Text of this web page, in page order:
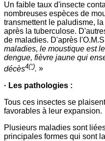
Un faible taux d'insecte
nombreuses espèces de
transmettent le paludisme,
après la tuberculose.
de maladies. D'après
maladies, le moustique est
dengue, fièvre jaune qui
décès4(*). »
· Les pathologies :
Tous ces insectes se
favorables à leur expansion.
Plusieurs maladies sont
principales formes qui sont